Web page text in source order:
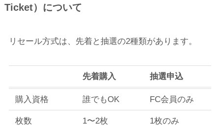
Ticket）について
リセール方式は、先着と抽選の2種類があります。
先着購入 抽選申込
購入資格 誰でもOK FC会員のみ
枚数 1〜2枚 1枚のみ